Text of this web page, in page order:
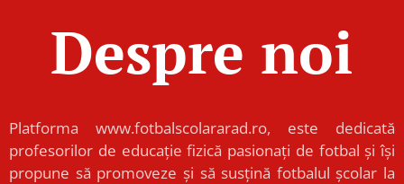
Despre noi
Platforma www.fotbalscolararad.ro, este dedicată
profesorilor de educație fizică pasionați de fotbal și își
propune să promoveze și să susțină fotbalul școlar la